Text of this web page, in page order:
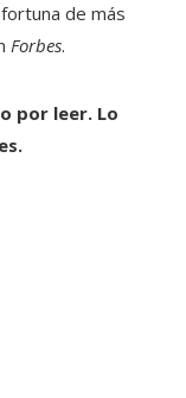
de más
Forbes.
por leer. Lo